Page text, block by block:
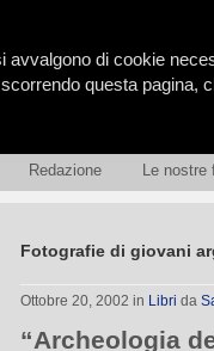
Redazione Le nostre
Fotografie di giovani
Ottobre 20, 2002 in Libri da
“Archeologia
di cookie
questa pagina,